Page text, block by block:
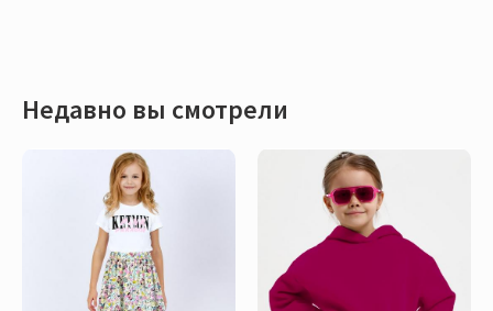
Недавно вы смотрели